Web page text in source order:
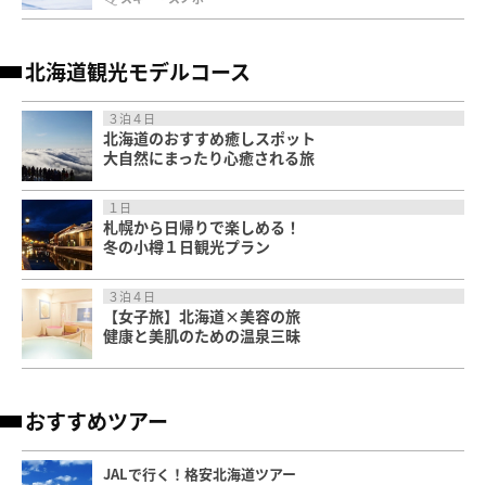
北海道観光モデルコース
３泊４日
北海道のおすすめ癒しスポット
大自然にまったり心癒される旅
１日
札幌から日帰りで楽しめる！
冬の小樽１日観光プラン
３泊４日
【女子旅】北海道×美容の旅
健康と美肌のための温泉三昧
おすすめツアー
JALで行く！格安北海道ツアー